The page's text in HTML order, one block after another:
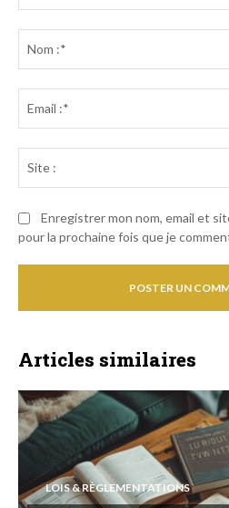
Enregistrer mon nom, email et
pour la prochaine fois que je
Articles similaires
LOIS & RÈGLEMENTATIONS